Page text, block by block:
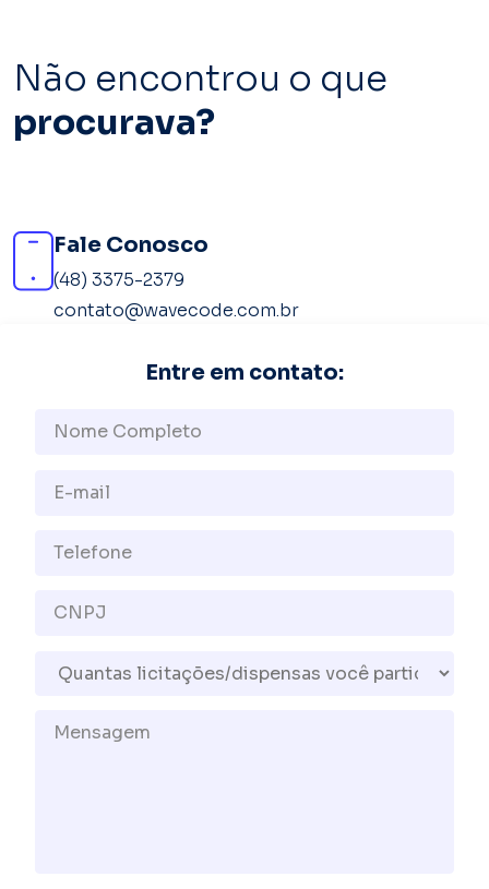
Não encontrou o que
procurava?
Fale Conosco
(48) 3375-2379
contato@wavecode.com.br
Entre em contato: